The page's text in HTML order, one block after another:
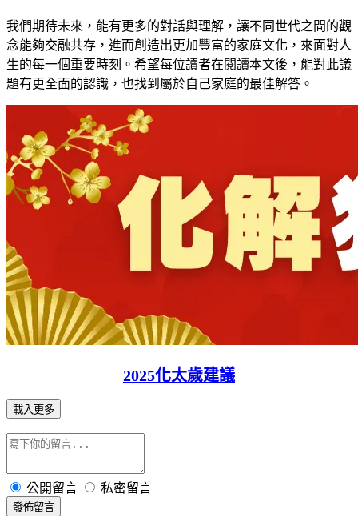
我們期待未來，能有更多的對話與理解，讓不同世代之間的觀
念能夠交融共存，進而創造出更加豐富的家庭文化，來面對人
生的每一個重要時刻。希望每位讀者在閱讀本文後，能對此議
題有更全面的認識，也找到屬於自己家庭的最佳解答。
2025化太歲建議
載入更多
公開留言 私密留言
發佈留言